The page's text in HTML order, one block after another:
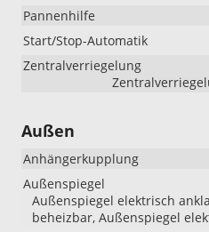
Pannenhilfe
Start/Stop-Automatik
Zentralverriegelung
Außen
Anhängerkupplung
Außenspiegel
Außenspiegel elektrisch
beheizbar, Außenspiegel